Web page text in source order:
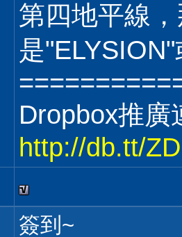
第四地平線
是
Dropbox推廣
http://db.tt/
簽到~